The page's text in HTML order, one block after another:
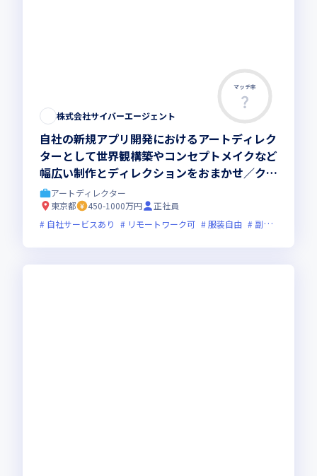
マッチ率
株式会社サイバーエージェント
自社の新規アプリ開発におけるアートディレク
ターとして世界観構築やコンセプトメイクなど
幅広い制作とディレクションをおまかせ／クリ
エイターの実務経験を活かしてクリエイティブ
なチャレンジが可能な環境です
アートディレクター
東京都
450-1000万円
正社員
自社サービスあり
リモートワーク可 服装自由 副業可